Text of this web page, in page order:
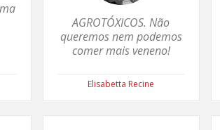
AGROTÓXICOS. Não
queremos nem podemos
comer mais veneno!
Elisabetta Recine